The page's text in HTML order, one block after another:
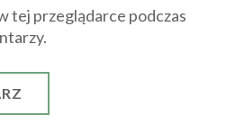
tej przeglądarce podczas